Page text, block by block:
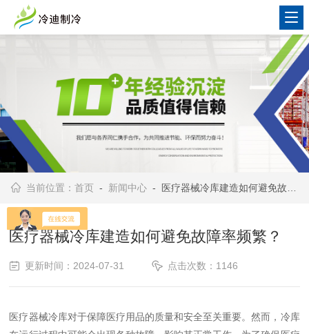
当前位置：首页 - 新闻中心 - 医疗器械冷库建造如何避免故障率频繁？
医疗器械冷库建造如何避免故障率频繁？
更新时间：2024-07-31 点击次数：1146
医疗器械冷库对于保障医疗用品的质量和安全至关重要。然而，冷库